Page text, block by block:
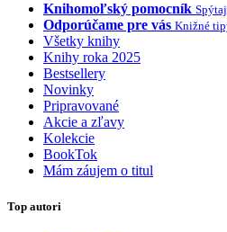
Knihomoľský pomocník
Odporúčame pre vás Knižné
Všetky knihy
Knihy roka 2025
Bestsellery
Novinky
Pripravované
Akcie a zľavy
Kolekcie
BookTok
Mám záujem o titul
Top autori